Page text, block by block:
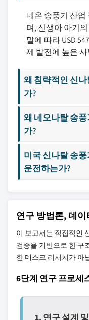
네온 송풍기 산업
며, 신생아 아기
말에 따라 USD
제 발전에 높은
왜 침략적인 신
가?
왜 네오나탈 송
가?
미국 신나탈 송
운전하는가?
연구 방법론, 데
이 보고서는 직접적인
검증을 기반으로 한 구
한 데스크 리서치가 아
6단계 연구 프로세
1. 연구 설계